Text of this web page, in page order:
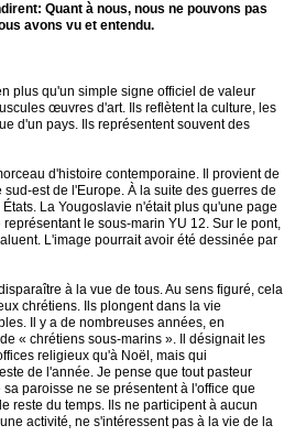
Quant à nous, nous ne pouvons pas
avons vu et entendu.
plus qu'un simple signe officiel de valeur
œuvres d'art. Ils reflètent la culture, les
d'un pays. Ils représentent souvent des
d'histoire contemporaine. Il provient de
est de l'Europe. À la suite des guerres de
La Yougoslavie n'était plus qu'une page
le sous-marin YU 12. Sur le pont,
L'image pourrait avoir été dessinée par
à la vue de tous. Au sens figuré, cela
chrétiens. Ils plongent dans la vie
Il y a de nombreuses années, en
« chrétiens sous-marins ». Il désignait les
religieux qu'à Noël, mais qui
de l'année. Je pense que tout pasteur
paroisse ne se présentent à l'office que
reste du temps. Ils ne participent à aucun
activité, ne s'intéressent pas à la vie de la